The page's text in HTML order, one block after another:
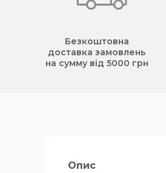
Безкоштовна
доставка замовлень
на сумму від 5000 грн
Опис